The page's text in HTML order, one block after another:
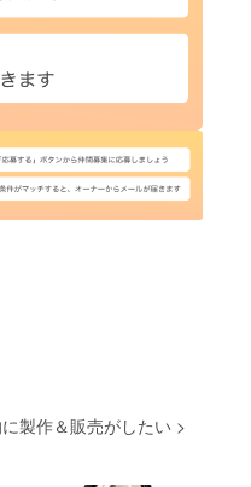
製作＆販売がしたい >